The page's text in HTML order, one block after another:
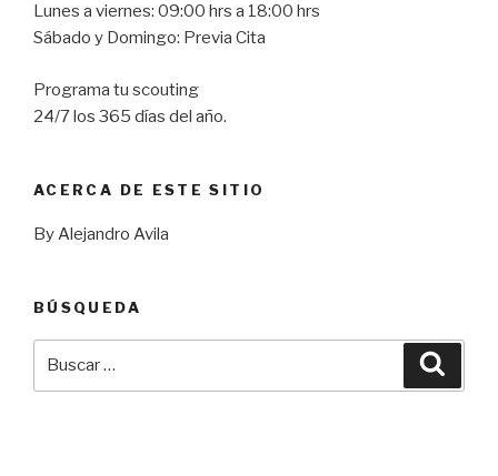
Lunes a viernes: 09:00 hrs a 18:00 hrs
Sábado y Domingo: Previa Cita
Programa tu scouting
24/7 los 365 días del año.
ACERCA DE ESTE SITIO
By Alejandro Avila
BÚSQUEDA